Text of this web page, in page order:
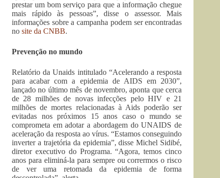
prestar um bom serviço para que a informação chegue
mais rápido às pessoas”, disse o assessor. Mais
informações sobre a campanha podem ser encontradas
no site da CNBB.
Prevenção no mundo
Relatório da Unaids intitulado “Acelerando a resposta
para acabar com a epidemia de AIDS em 2030”,
lançado no último mês de novembro, aponta que cerca
de 28 milhões de novas infecções pelo HIV e 21
milhões de mortes relacionadas à Aids poderão ser
evitadas nos próximos 15 anos caso o mundo se
comprometa em adotar a abordagem do UNAIDS de
aceleração da resposta ao vírus. “Estamos conseguindo
inverter a trajetória da epidemia”, disse Michel Sidibé,
diretor executivo do Programa. “Agora, temos cinco
anos para eliminá-la para sempre ou corrermos o risco
de ver uma retomada da epidemia de forma